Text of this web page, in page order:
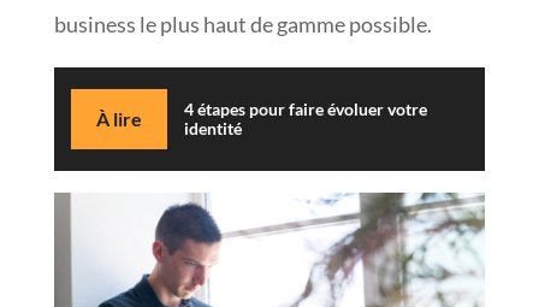
business le plus haut de gamme possible.
À lire
4 étapes pour faire évoluer votre
identité